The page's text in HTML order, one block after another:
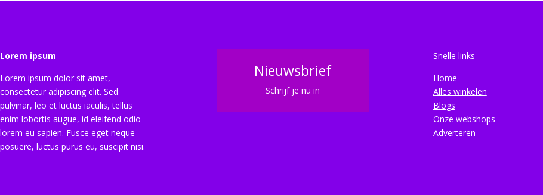
Lorem ipsum
Lorem ipsum dolor sit amet,
consectetur adipiscing elit. Sed
pulvinar, leo et luctus iaculis, tellus
enim lobortis augue, id eleifend odio
lorem eu sapien. Fusce eget neque
posuere, luctus purus eu, suscipit nisi.
Nieuwsbrief
Schrijf je nu in
Snelle links
Home
Alles winkelen
Blogs
Onze webshops
Adverteren